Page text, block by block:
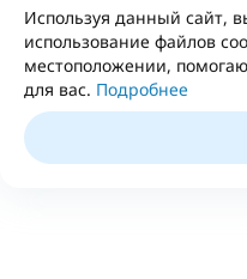
Используя данный сайт,
использование файлов
местоположении,
для вас. Подробнее